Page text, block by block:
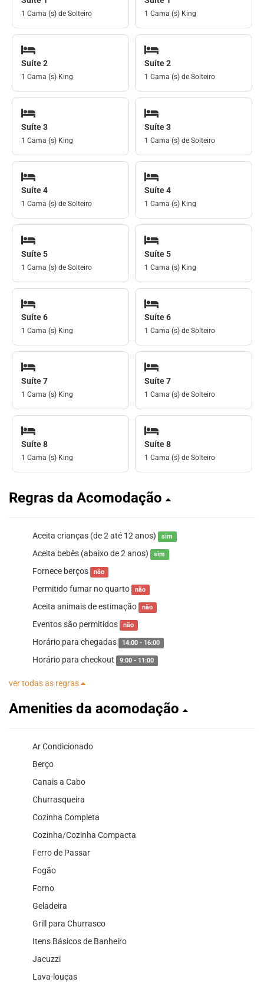
1 Cama (s) de Solteiro 1 Cama (s) King
Suíte 2
1 Cama (s) King
Suíte 2
1 Cama (s) de Solteiro
Suíte 3
1 Cama (s) King
Suíte 3
1 Cama (s) de Solteiro
Suíte 4
1 Cama (s) de Solteiro
Suíte 4
1 Cama (s) King
Suíte 5
1 Cama (s) de Solteiro
Suíte 5
1 Cama (s) King
Suíte 6
1 Cama (s) King
Suíte 6
1 Cama (s) de Solteiro
Suíte 7
1 Cama (s) King
Suíte 7
1 Cama (s) de Solteiro
Suíte 8
1 Cama (s) King
Suíte 8
1 Cama (s) de Solteiro
Regras da Acomodação
Aceita crianças (de 2 até 12 anos) sim
Aceita bebês (abaixo de 2 anos) sim
Fornece berços não
Permitido fumar no quarto não
Aceita animais de estimação não
Eventos são permitidos não
Horário para chegadas 14:00 - 16:00
Horário para checkout 9:00 - 11:00
ver todas as regras
Amenities da acomodação
Ar Condicionado
Berço
Canais a Cabo
Churrasqueira
Cozinha Completa
Cozinha/Cozinha Compacta
Ferro de Passar
Fogão
Forno
Geladeira
Grill para Churrasco
Itens Básicos de Banheiro
Jacuzzi
Lava-louças